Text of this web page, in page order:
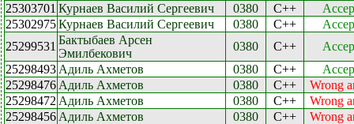
25303701 Курнаев Василий Сергеевич 0380 C++
25302975Курнаев Василий Сергеевич 0380 C++
25299531 Бактыбаев Арсен
Эмилбекович
0380 C++
25298493 Адиль Ахметов 0380 C++
25298476 Адиль Ахметов 0380 C++
Wrong
25298472 Адиль Ахметов 0380 C++
Wrong
25298456 Адиль Ахметов 0380 C++
Wrong